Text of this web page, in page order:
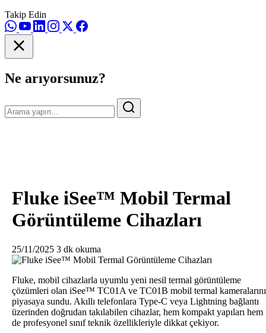
Takip Edin
Ne arıyorsunuz?
Fluke iSee™ Mobil Termal
Görüntüleme Cihazları
25/11/2025 3 dk okuma
Fluke, mobil cihazlarla uyumlu yeni nesil termal görüntüleme
çözümleri olan iSee™ TC01A ve TC01B mobil termal kameralarını
piyasaya sundu. Akıllı telefonlara Type-C veya Lightning bağlantı
üzerinden doğrudan takılabilen cihazlar, hem kompakt yapıları hem
de profesyonel sınıf teknik özellikleriyle dikkat çekiyor.